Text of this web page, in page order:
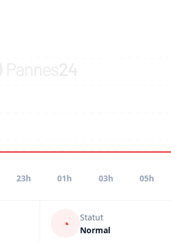
23h 01h 03h 05h
◔
Statut
Normal